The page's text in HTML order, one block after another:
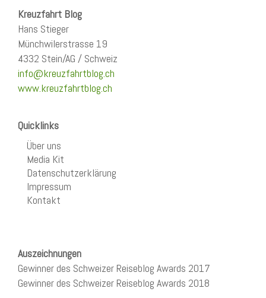
Kreuzfahrt Blog
Hans Stieger
Münchwilerstrasse 19
4332 Stein/AG / Schweiz
info@kreuzfahrtblog.ch
www.kreuzfahrtblog.ch
Quicklinks
Über uns
Media Kit
Datenschutzerklärung
Impressum
Kontakt
Auszeichnungen
Gewinner des Schweizer Reiseblog Awards 2017
Gewinner des Schweizer Reiseblog Awards 2018